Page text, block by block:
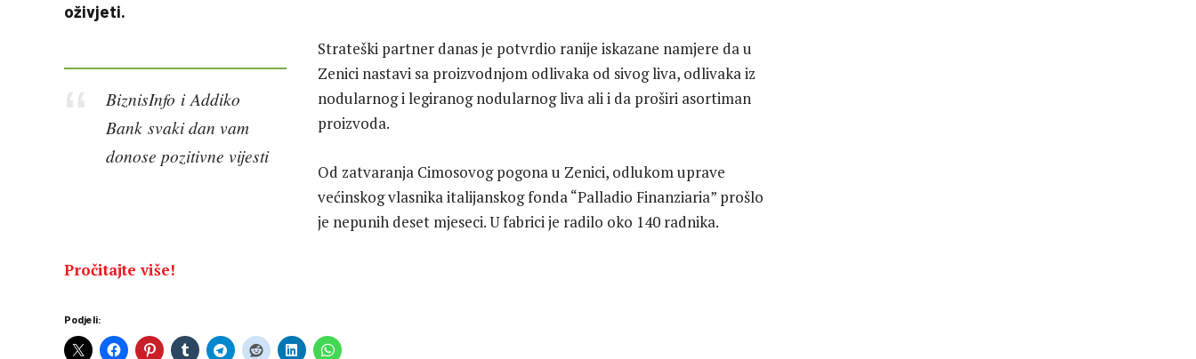
oživjeti.
BiznisInfo i Addiko
Bank svaki dan vam
donose pozitivne vijesti
Strateški partner danas je potvrdio ranije iskazane namjere da u
Zenici nastavi sa proizvodnjom odlivaka od sivog liva, odlivaka iz
nodularnog i legiranog nodularnog liva ali i da proširi asortiman
proizvoda.
Od zatvaranja Cimosovog pogona u Zenici, odlukom uprave
većinskog vlasnika italijanskog fonda “Palladio Finanziaria” prošlo
je nepunih deset mjeseci. U fabrici je radilo oko 140 radnika.
Pročitajte više!
Podjeli: